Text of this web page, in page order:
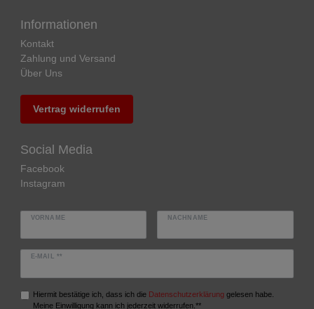
Informationen
Kontakt
Zahlung und Versand
Über Uns
Vertrag widerrufen
Social Media
Facebook
Instagram
VORNAME NACHNAME
E-MAIL **
Hiermit bestätige ich, dass ich die Daten­schutz­erklärung gelesen habe.
Meine Einwilligung kann ich jederzeit widerrufen.**